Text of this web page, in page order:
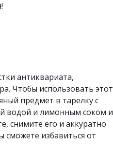
антиквариата,
Чтобы использовать этот
предмет в тарелку с
водой и лимонным соком и
снимите его и аккуратно
сможете избавиться от